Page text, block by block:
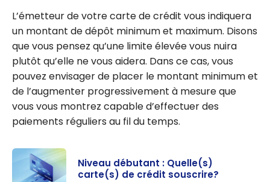
L’émetteur de votre carte de crédit vous indiquera
un montant de dépôt minimum et maximum. Disons
que vous pensez qu’une limite élevée vous nuira
plutôt qu’elle ne vous aidera. Dans ce cas, vous
pouvez envisager de placer le montant minimum et
de l’augmenter progressivement à mesure que
vous vous montrez capable d’effectuer des
paiements réguliers au fil du temps.
Niveau débutant : Quelle(s)
carte(s) de crédit souscrire?